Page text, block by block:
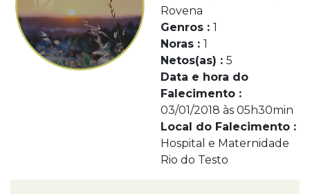
Rovena
Genros : 1
Noras : 1
Netos(as) : 5
Data e hora do
Falecimento :
03/01/2018 às 05h30min
Local do Falecimento :
Hospital e Maternidade
Rio do Testo